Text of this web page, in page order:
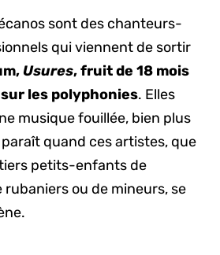
sont des chanteurs-
qui viennent de sortir
Usures, fruit de 18 mois
les polyphonies. Elles
musique fouillée, bien plus
paraît quand ces artistes, que
petits-enfants de
rubaniers ou de mineurs, se